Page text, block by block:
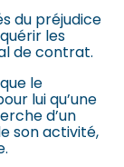
du préjudice
les
de contrat.
le
lui qu’une
d’un
son activité,